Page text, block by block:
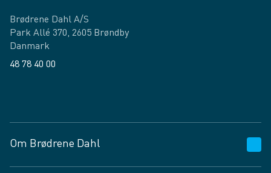
Brødrene Dahl A/S
Park Allé 370, 2605 Brøndby
Danmark
48 78 40 00
Om Brødrene Dahl